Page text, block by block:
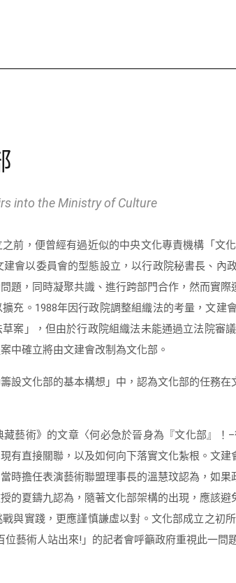
into the Ministry of Culture
前，便曾經有過近似的中央文化專責機構「
會以委員會的型態設立，以行政院秘書長、
題，同時凝聚共識、進行跨部門合作，然而實
充。1988年因行政院調整組織法的考量，文
案」，但由於行政院組織法未能通過立法院
中確立將由文建會改制為文化部。
設文化部的基本構想」中，認為文化部的任務
藝術》的文章〈何必急於晉身為『文化部』
有直接關聯，以及如何向下落實文化紮根。文
時擔任表演藝術聯盟理事長的溫慧玟認為，如
的夏鑄九認為，隨著文化部架構的出現，應該
與實踐，更應謹慎謙虛以對。文化部成立之
藝術人站出來!」的記者會呼籲政府重視此一問